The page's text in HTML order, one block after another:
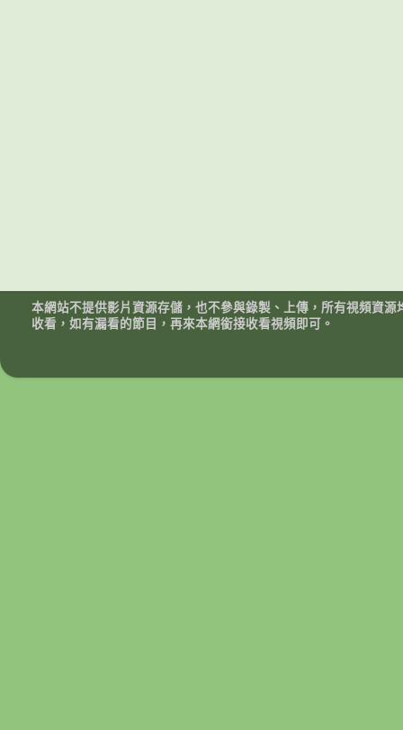
本網站不提供影片資源存儲，也不參與錄製、上傳，所有視頻資
收看，如有漏看的節目，再來本網銜接收看視頻即可。